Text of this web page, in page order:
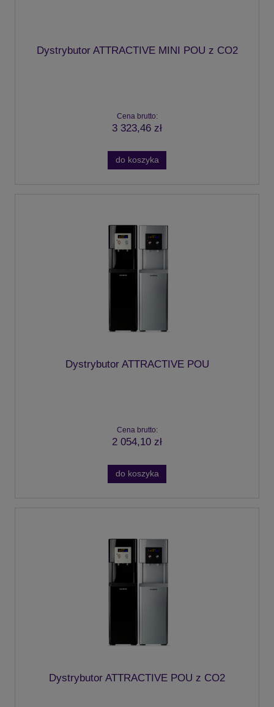
Dystrybutor ATTRACTIVE MINI POU z CO2
Cena brutto:
3 323,46 zł
do koszyka
Dystrybutor ATTRACTIVE POU
Cena brutto:
2 054,10 zł
do koszyka
Dystrybutor ATTRACTIVE POU z CO2